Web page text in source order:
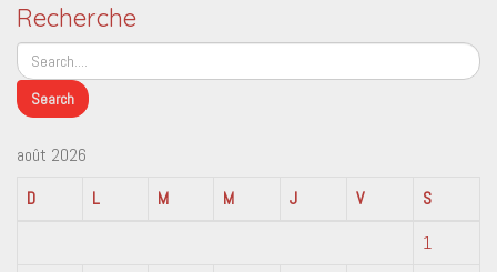
Recherche
août 2026
D
L M M J V
S
1